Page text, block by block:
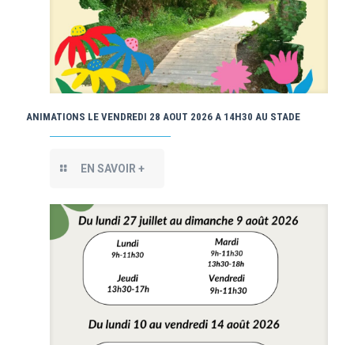
ANIMATIONS LE VENDREDI 28 AOUT 2026 A 14H30 AU STADE
EN SAVOIR +